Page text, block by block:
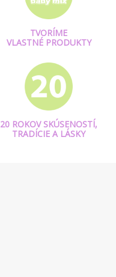
TVORÍME
VLASTNÉ PRODUKTY
20 ROKOV SKÚSENOSTÍ,
TRADÍCIE A LÁSKY